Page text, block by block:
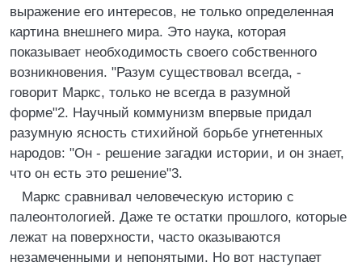
выражение его интересов, не только определенная
картина внешнего мира. Это наука, которая
показывает необходимость своего собственного
возникновения. "Разум существовал всегда, -
говорит Маркс, только не всегда в разумной
форме"2. Научный коммунизм впервые придал
разумную ясность стихийной борьбе угнетенных
народов: "Он - решение загадки истории, и он знает,
что он есть это решение"3.
Маркс сравнивал человеческую историю с
палеонтологией. Даже те остатки прошлого, которые
лежат на поверхности, часто оказываются
незамеченными и непонятыми. Но вот наступает